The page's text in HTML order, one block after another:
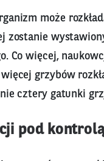
może
zostanie
Co więcej,
grzybów
cztery gatunki
pod